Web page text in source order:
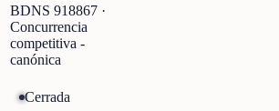
BDNS 918867 ·
Concurrencia
competitiva -
canónica
Cerrada